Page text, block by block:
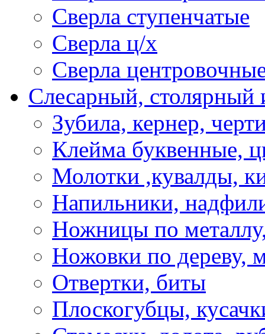
Сверла ступенчатые
Сверла ц/х
Сверла
Слесарный, столярный
Зубила, кернер,
Клейма буквенные,
Молотки ,кувалды,
Напильники,
Ножницы по
Ножовки по дереву,
Отвертки, биты
Плоскогубцы,